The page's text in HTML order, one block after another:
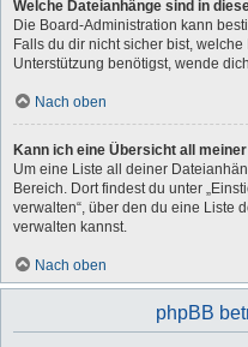
Welche Dateianhänge sind in
Die Board-Administration kann
Falls du dir nicht sicher bist,
Unterstützung benötigst, wende
Nach oben
Kann ich eine Übersicht all
Um eine Liste all deiner
Bereich. Dort findest du unter
verwalten“, über den du eine Liste
verwalten kannst.
Nach oben
phpBB